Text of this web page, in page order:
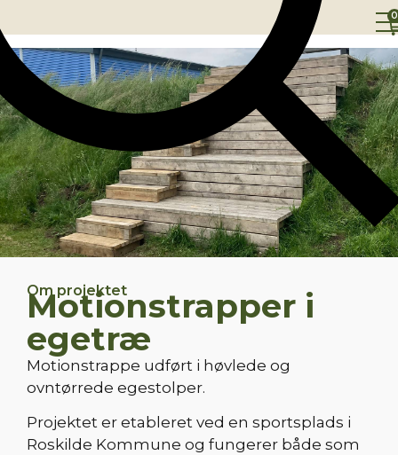
0
Om projektet
Motionstrapper i
egetræ
Motionstrappe udført i høvlede og
ovntørrede egestolper.
Projektet er etableret ved en sportsplads i
Roskilde Kommune og fungerer både som